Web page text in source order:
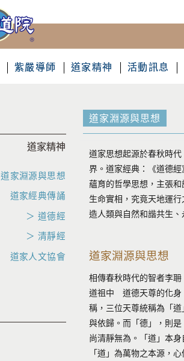
紫嚴導師 道家精神 活動訊息
道家淵源與思想
道家思想起源於春秋時
界。道家經典：《道德
蘊育的哲學思想，主張
生命實相，究竟天地運
造人類與自然和諧共生
道家淵源與思想
相傳春秋時代的智者李
道祖中 道德天尊的化
稱，三位天尊統稱為「
與依歸。而「德」，則
尚清靜無為。「道」本
「道」為萬物之本源，
道家精神
道家淵源與思想
道家經典傳誦
＞ 道德經
＞ 清靜經
道家人文協會